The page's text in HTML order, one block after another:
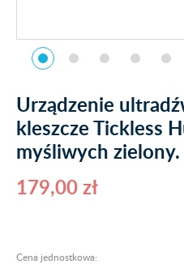
Urządzenie
kleszcze Tickless
myśliwych zielony.
179,00 zł
Cena jednostkowa: